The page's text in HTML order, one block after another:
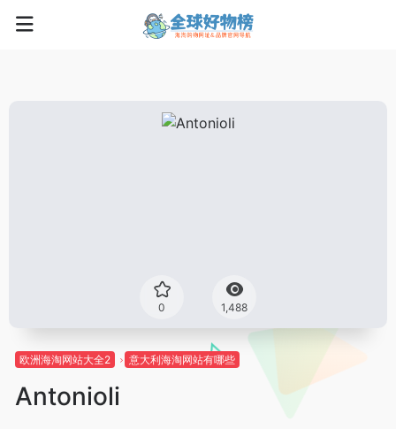
0 1,488
欧洲海淘网站大全2 意大利海淘网站有哪些
Antonioli